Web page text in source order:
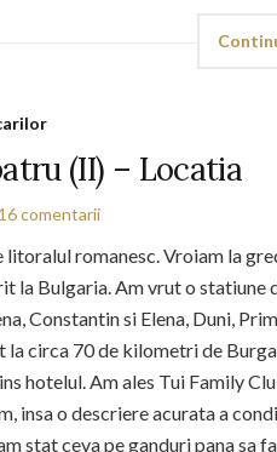
(II) – Locatia
16 comentarii
romanesc. Vroiam la
la Bulgaria. Am vrut o statiune
Constantin si Elena, Duni,
la circa 70 de kilometri de
hotelul. Am ales Tui Family
insa o descriere acurata a
stat ceva pe ganduri pana sa